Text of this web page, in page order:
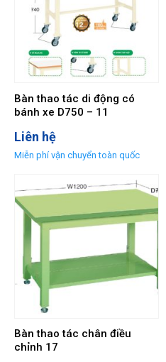
Bàn thao tác di động có
bánh xe D750 – 11
Liên hệ
Bàn thao tác chân điều
chỉnh 17